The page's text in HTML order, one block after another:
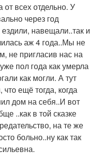
всех отдельно. У
через год
навещали..так и
аж 4 года..Мы не
не пригласив нас на
пол года как умерла
как могли. А тут
ещё тогда, когда
дом на себя..И вот
..как в той сказке
на те же
больно..ну как так